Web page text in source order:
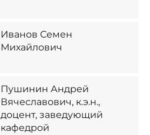
Иванов Семен
Михайлович
Пушинин Андрей
Вячеславович​, к.э.н.,
доцент​, заведующий
кафедрой​